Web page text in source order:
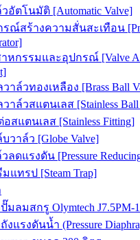
อัตโนมัติ [Automatic Valve]
รณ์สร้างความสั่นสะเทือน
หกรรมและอุปกรณ์ [Valve
าล์วทองเหลือง [Brass Ball
าล์วสแตนเลส [Stainless Ball
สแตนเลส [Stainless Fitting]
วาล์ว [Globe Valve]
ลดแรงดัน [Pressure
แทรป [Steam Trap]
มลมสกรู Olymtech J7.5PM-
แรงดันน้ำ (Pressure